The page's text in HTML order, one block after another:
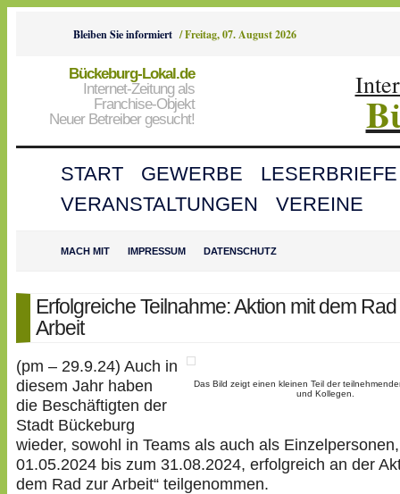
Bleiben Sie informiert /Freitag, 07. August 2026
Bückeburg-Lokal.de
Internet-Zeitung als
Franchise-Objekt
Neuer Betreiber gesucht!
START GEWERBE
LESERBRIEFE
VERANSTALTUNGEN
VEREINE
MACH MIT IMPRESSUM DATENSCHUTZ
Erfolgreiche Teilnahme: Aktion mit dem
Arbeit
Das Bild zeigt einen kleinen Teil der
und Kollegen.
(pm – 29.9.24) Auch in
diesem Jahr haben
die Beschäftigten der
Stadt Bückeburg
wieder, sowohl in Teams als auch als
01.05.2024 bis zum 31.08.2024, erfolgreich an der
dem Rad zur Arbeit“ teilgenommen.